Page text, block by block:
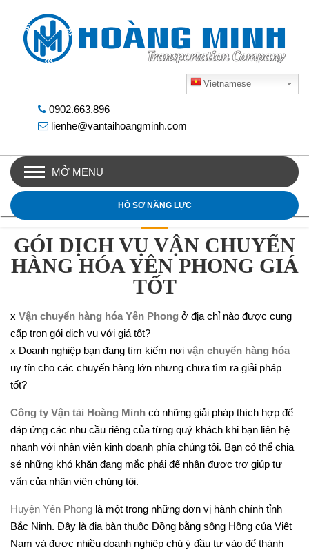
Vietnamese
0902.663.896
lienhe@vantaihoangminh.com
MỞ MENU
HỒ SƠ NĂNG LỰC
GÓI DỊCH VỤ VẬN CHUYỂN
HÀNG HÓA YÊN PHONG GIÁ
TỐT
x Vận chuyển hàng hóa Yên Phong ở địa chỉ nào được cung
cấp trọn gói dịch vụ với giá tốt?
x Doanh nghiệp bạn đang tìm kiếm nơi vận chuyển hàng hóa
uy tín cho các chuyến hàng lớn nhưng chưa tìm ra giải pháp
tốt?
Công ty Vận tải Hoàng Minh có những giải pháp thích hợp để
đáp ứng các nhu cầu riêng của từng quý khách khi bạn liên hệ
nhanh với nhân viên kinh doanh phía chúng tôi. Bạn có thể chia
sẻ những khó khăn đang mắc phải để nhận được trợ giúp tư
vấn của nhân viên chúng tôi.
Huyện Yên Phong là một trong những đơn vị hành chính tỉnh
Bắc Ninh. Đây là địa bàn thuộc Đồng bằng sông Hồng của Việt
Nam và được nhiều doanh nghiệp chú ý đầu tư vào để thành